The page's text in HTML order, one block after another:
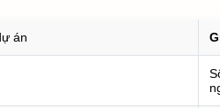
án